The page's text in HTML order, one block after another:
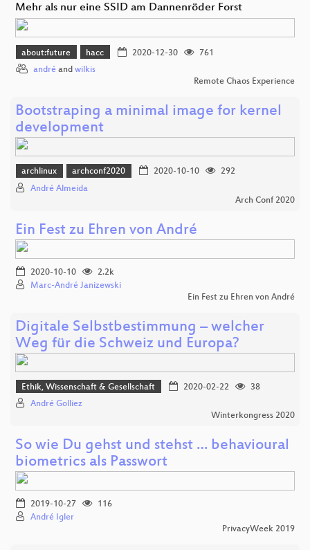
Mehr als nur eine SSID am Dannenröder Forst
about:future hacc 2020-12-30
761
andré and wilkis
Remote Chaos Experience
Bootstraping a minimal image for kernel
development
archlinux archconf2020 2020-10-10
292
André Almeida
Arch Conf 2020
Ein Fest zu Ehren von André
2020-10-10
2.2k
Marc-André Janizewski
Ein Fest zu Ehren von André
Digitale Selbstbestimmung – welcher
Weg für die Schweiz und Europa?
Ethik, Wissenschaft & Gesellschaft 2020-02-22
38
André Golliez
Winterkongress 2020
So wie Du gehst und stehst … behavioural
biometrics als Passwort
2019-10-27
116
André Igler
PrivacyWeek 2019